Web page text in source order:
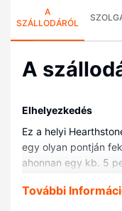
A
SZÁLLODÁRÓL
A
Elhelyezkedés
Ez a helyi
egy olyan pontján
ahonnan egy kb. 5
vízparti nyaralóház
További